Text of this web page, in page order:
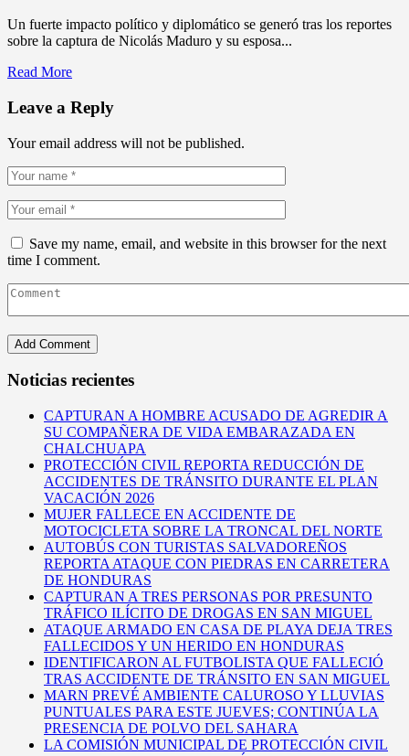
Un fuerte impacto político y diplomático se generó tras los reportes
sobre la captura de Nicolás Maduro y su esposa...
Read More
Leave a Reply
Your email address will not be published.
Save my name, email, and website in this browser for the next
time I comment.
Noticias recientes
CAPTURAN A HOMBRE ACUSADO DE AGREDIR A
SU COMPAÑERA DE VIDA EMBARAZADA EN
CHALCHUAPA
PROTECCIÓN CIVIL REPORTA REDUCCIÓN DE
ACCIDENTES DE TRÁNSITO DURANTE EL PLAN
VACACIÓN 2026
MUJER FALLECE EN ACCIDENTE DE
MOTOCICLETA SOBRE LA TRONCAL DEL NORTE
AUTOBÚS CON TURISTAS SALVADOREÑOS
REPORTA ATAQUE CON PIEDRAS EN CARRETERA
DE HONDURAS
CAPTURAN A TRES PERSONAS POR PRESUNTO
TRÁFICO ILÍCITO DE DROGAS EN SAN MIGUEL
ATAQUE ARMADO EN CASA DE PLAYA DEJA TRES
FALLECIDOS Y UN HERIDO EN HONDURAS
IDENTIFICARON AL FUTBOLISTA QUE FALLECIÓ
TRAS ACCIDENTE DE TRÁNSITO EN SAN MIGUEL
MARN PREVÉ AMBIENTE CALUROSO Y LLUVIAS
PUNTUALES PARA ESTE JUEVES; CONTINÚA LA
PRESENCIA DE POLVO DEL SAHARA
LA COMISIÓN MUNICIPAL DE PROTECCIÓN CIVIL